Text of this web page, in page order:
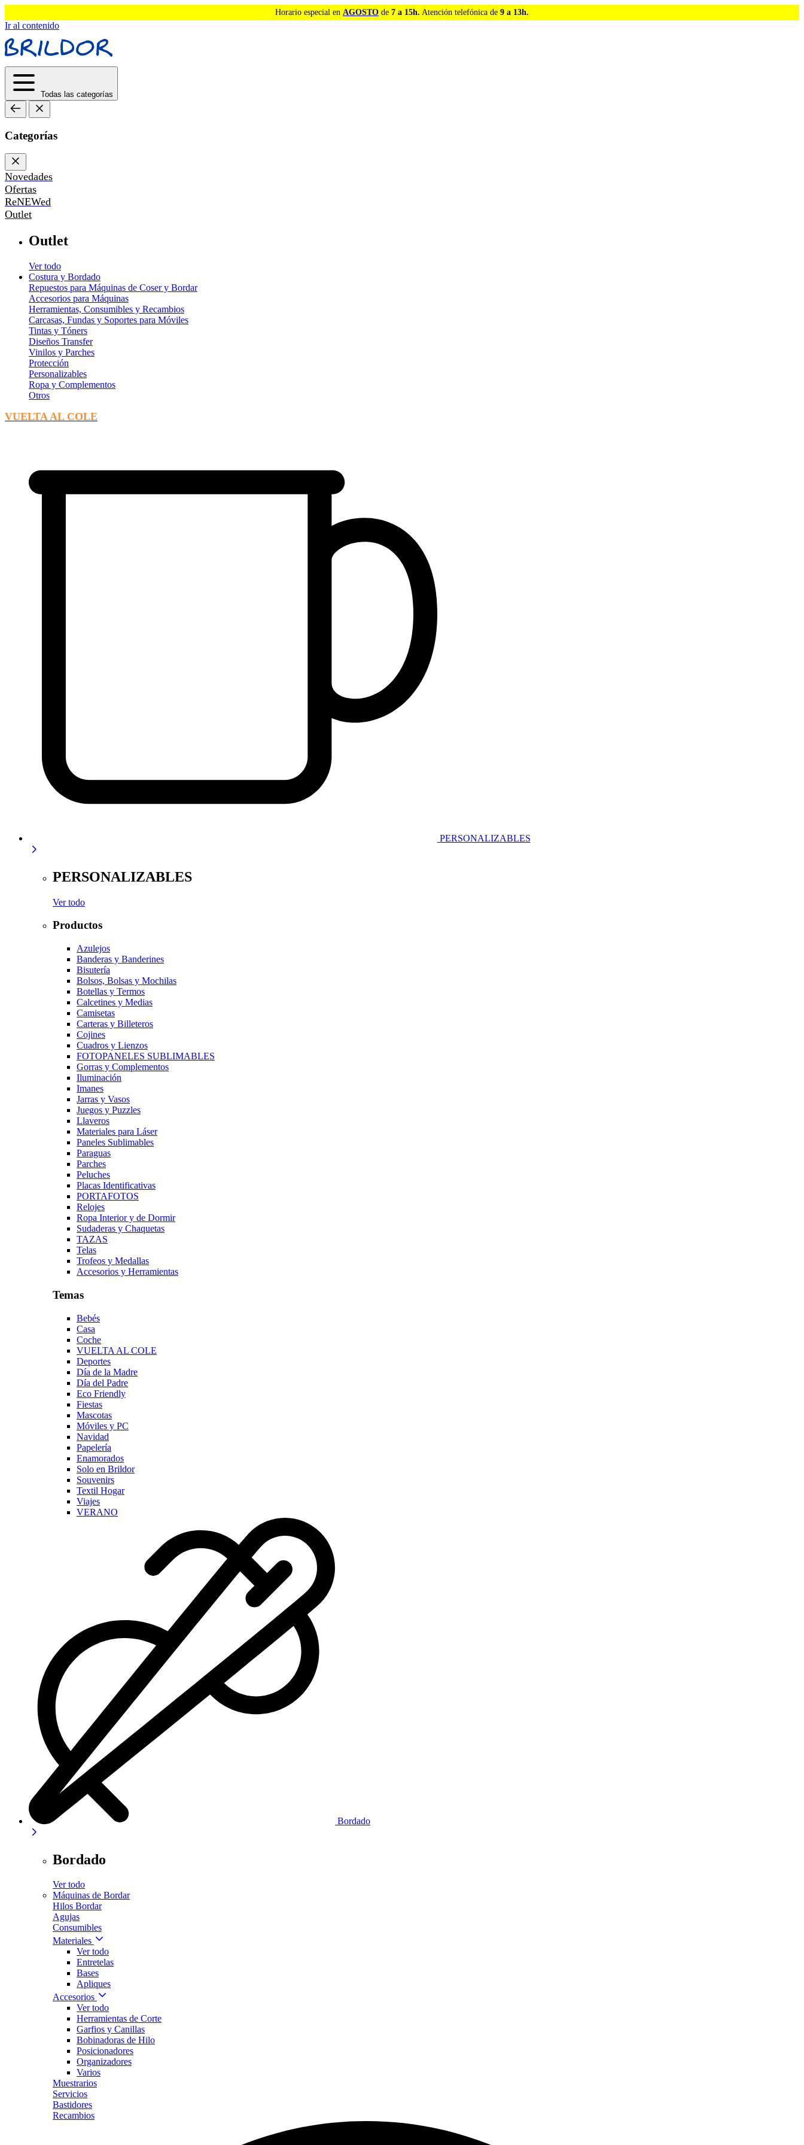
Horario especial en AGOSTO de 7 a 15h. Atención telefónica de 9 a 13h.
Ir al contenido
Todas las categorías
Categorías
Novedades
Ofertas
ReNEWed
Outlet
Outlet
Ver todo
Costura y Bordado
Repuestos para Máquinas de Coser y Bordar
Accesorios para Máquinas
Herramientas, Consumibles y Recambios
Carcasas, Fundas y Soportes para Móviles
Tintas y Tóners
Diseños Transfer
Vinilos y Parches
Protección
Personalizables
Ropa y Complementos
Otros
VUELTA AL COLE
PERSONALIZABLES
PERSONALIZABLES
Ver todo
Productos
Azulejos
Banderas y Banderines
Bisutería
Bolsos, Bolsas y Mochilas
Botellas y Termos
Calcetines y Medias
Camisetas
Carteras y Billeteros
Cojines
Cuadros y Lienzos
FOTOPANELES SUBLIMABLES
Gorras y Complementos
Iluminación
Imanes
Jarras y Vasos
Juegos y Puzzles
Llaveros
Materiales para Láser
Paneles Sublimables
Paraguas
Parches
Peluches
Placas Identificativas
PORTAFOTOS
Relojes
Ropa Interior y de Dormir
Sudaderas y Chaquetas
TAZAS
Telas
Trofeos y Medallas
Accesorios y Herramientas
Temas
Bebés
Casa
Coche
VUELTA AL COLE
Deportes
Día de la Madre
Día del Padre
Eco Friendly
Fiestas
Mascotas
Móviles y PC
Navidad
Papelería
Enamorados
Solo en Brildor
Souvenirs
Textil Hogar
Viajes
VERANO
Bordado
Bordado
Ver todo
Máquinas de Bordar
Hilos Bordar
Agujas
Consumibles
Materiales
Ver todo
Entretelas
Bases
Apliques
Accesorios
Ver todo
Herramientas de Corte
Garfios y Canillas
Bobinadoras de Hilo
Posicionadores
Organizadores
Varios
Muestrarios
Servicios
Bastidores
Recambios